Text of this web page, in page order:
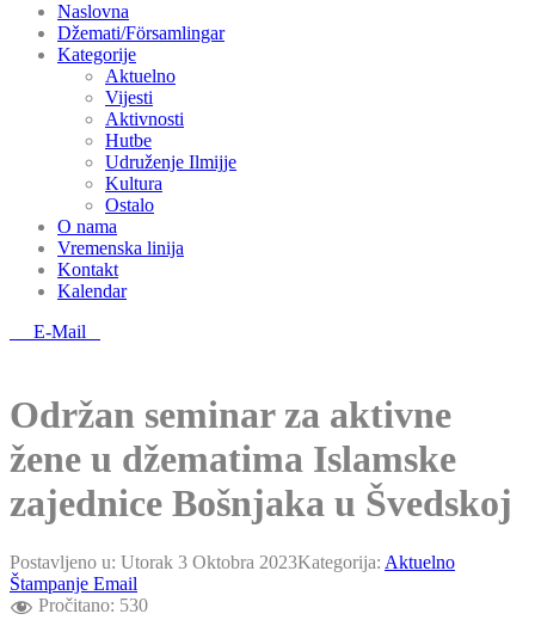
Naslovna
Džemati/Församlingar
Kategorije
Aktuelno
Vijesti
Aktivnosti
Hutbe
Udruženje Ilmijje
Kultura
Ostalo
O nama
Vremenska linija
Kontakt
Kalendar
E-Mail
Održan seminar za aktivne
žene u džematima Islamske
zajednice Bošnjaka u Švedskoj
Postavljeno u: Utorak 3 Oktobra 2023Kategorija: Aktuelno
Štampanje Email
Pročitano: 530